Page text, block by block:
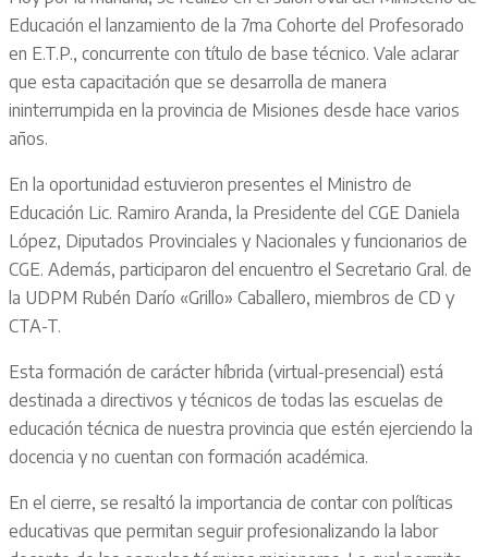
Educación el lanzamiento de la 7ma Cohorte del Profesorado
en E.T.P., concurrente con título de base técnico. Vale aclarar
que esta capacitación que se desarrolla de manera
ininterrumpida en la provincia de Misiones desde hace varios
años.
En la oportunidad estuvieron presentes el Ministro de
Educación Lic. Ramiro Aranda, la Presidente del CGE Daniela
López, Diputados Provinciales y Nacionales y funcionarios de
CGE. Además, participaron del encuentro el Secretario Gral. de
la UDPM Rubén Darío «Grillo» Caballero, miembros de CD y
CTA-T.
Esta formación de carácter híbrida (virtual-presencial) está
destinada a directivos y técnicos de todas las escuelas de
educación técnica de nuestra provincia que estén ejerciendo la
docencia y no cuentan con formación académica.
En el cierre, se resaltó la importancia de contar con políticas
educativas que permitan seguir profesionalizando la labor